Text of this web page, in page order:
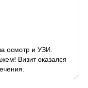
осмотр и УЗИ.
Визит оказался